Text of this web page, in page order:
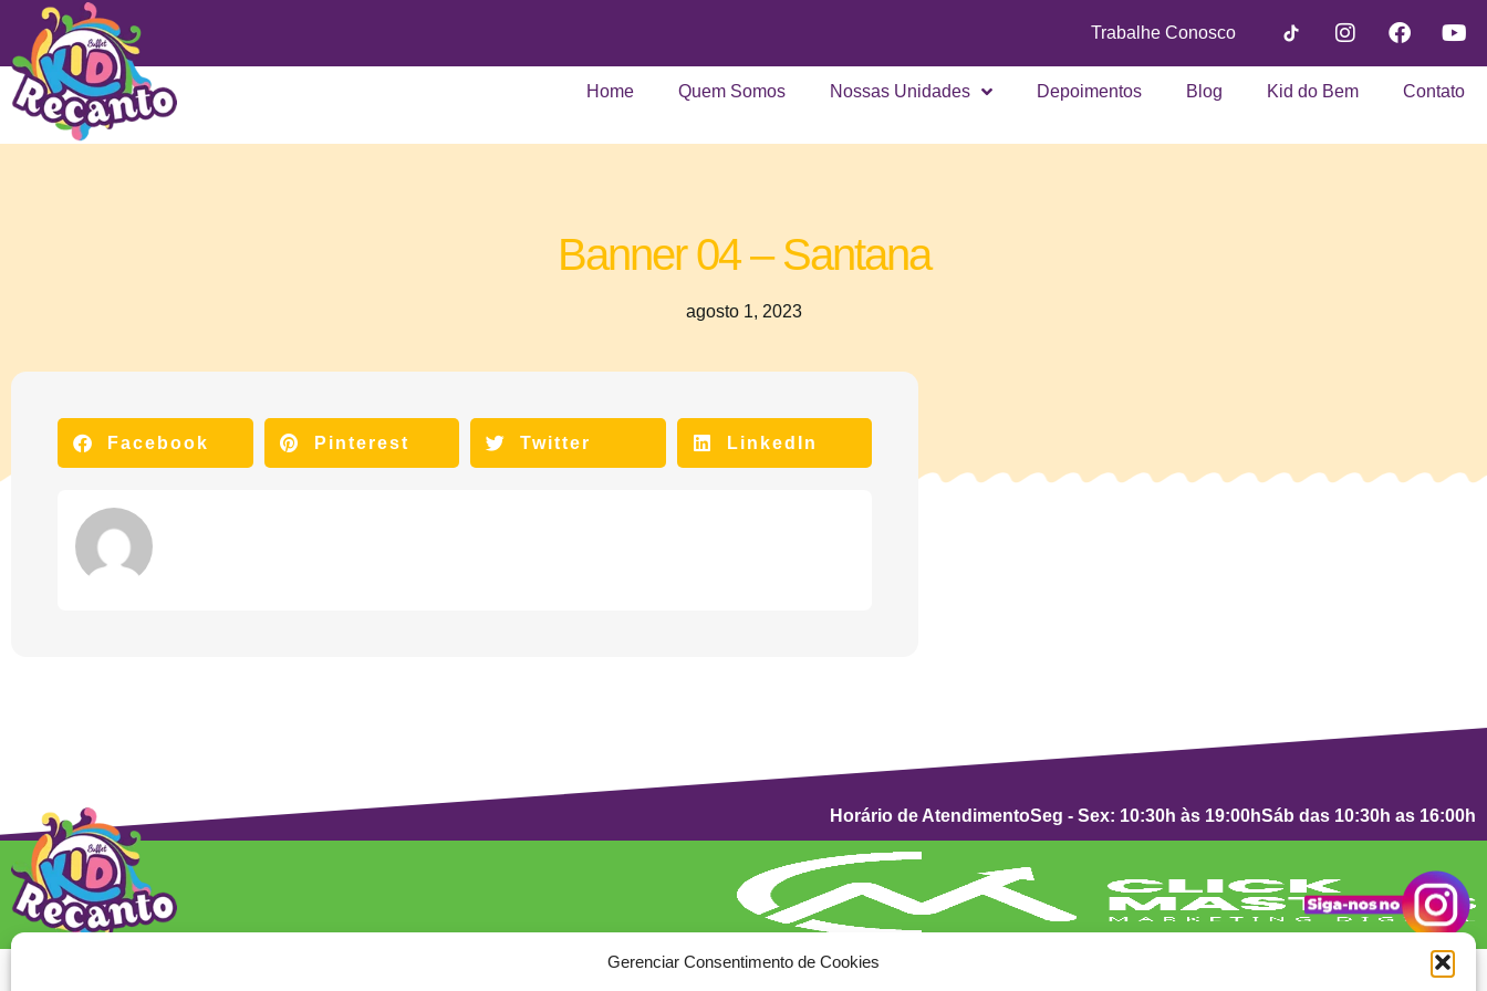
Gerenciar Consentimento de Cookies
Trabalhe Conosco
Home Quem Somos Nossas Unidades Depoimentos Blog Kid do Bem Contato
Banner 04 – Santana
agosto 1, 2023
Facebook Pinterest Twitter LinkedIn
Horário de AtendimentoSeg - Sex: 10:30h às 19:00hSáb das 10:30h as 16:00h